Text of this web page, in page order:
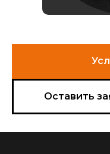
Оставить